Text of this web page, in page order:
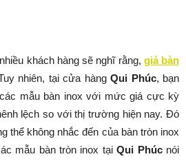
khách hàng sẽ nghĩ rằng, giá bàn
nhiên, tại cửa hàngQui Phúc, bạn
mẫu bàn inox với mức giá cực kỳ
lệch so với thị trường hiện nay. Đó
thể không nhắc đến của bàn tròn inox
mẫu bàn tròn inox tạiQui Phúcnói